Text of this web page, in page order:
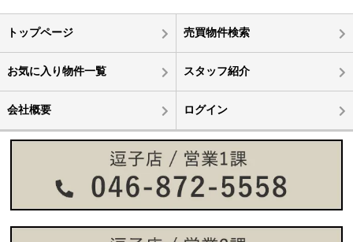
トップページ 売買物件検索
お気に入り物件一覧 スタッフ紹介
会社概要 ログイン